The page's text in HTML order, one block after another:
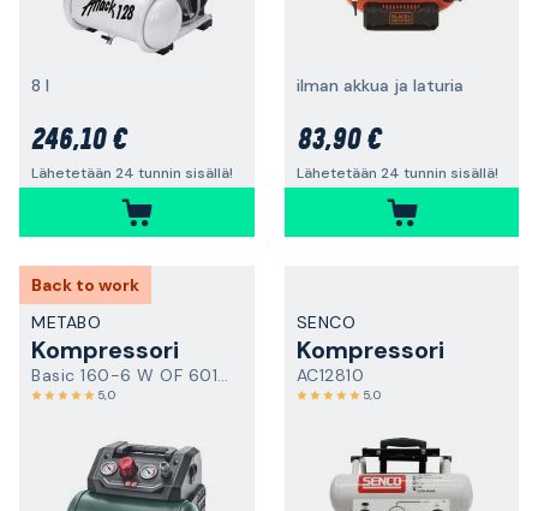
8 l
246,10 €
Lähetetään 24 tunnin sisällä!
ilman akkua ja laturia
83,90 €
Lähetetään 24 tunnin sisällä!
Back to work
METABO
Kompressori
Basic 160-6 W OF 601501000
5,0
SENCO
Kompressori
AC12810
5,0